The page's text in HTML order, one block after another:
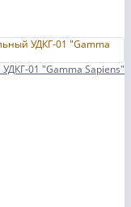
01 "Gamma Sapiens"